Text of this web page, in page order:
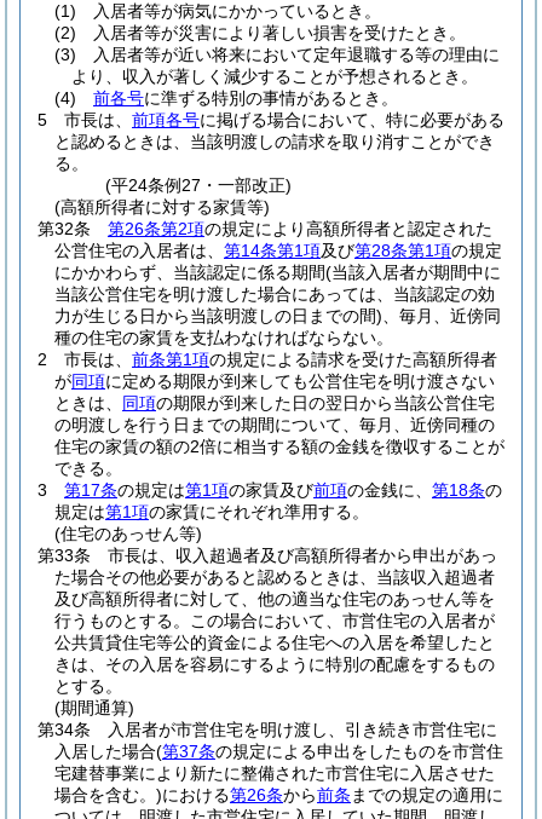
(1)
入居者等が病気にかかっているとき。
(2)
入居者等が災害により著しい損害を受けたとき。
(3)
入居者等が近い将来において定年退職する等の理由に
より、収入が著しく減少することが予想されるとき。
(4)
前各号に準ずる特別の事情があるとき。
5
市長は、 前項各号に掲げる場合において、特に必要がある
と認めるときは、当該明渡しの請求を取り消すことができ
る。
(平24条例27・一部改正)
(高額所得者に対する家賃等)
第32条
第26条第2項の規定により高額所得者と認定された
公営住宅の入居者は、 第14条第1項及び第28条第1項の規定
にかかわらず、当該認定に係る期間(当該入居者が期間中に
当該公営住宅を明け渡した場合にあっては、当該認定の効
力が生じる日から当該明渡しの日までの間) 、毎月、近傍同
種の住宅の家賃を支払わなければならない。
2
市長は、 前条第1項の規定による請求を受けた高額所得者
が同項に定める期限が到来しても公営住宅を明け渡さない
ときは、 同項の期限が到来した日の翌日から当該公営住宅
の明渡しを行う日までの期間について、毎月、近傍同種の
住宅の家賃の額の2倍に相当する額の金銭を徴収することが
できる。
3
第17条の規定は第1項の家賃及び前項の金銭に、 第18条の
規定は第1項の家賃にそれぞれ準用する。
(住宅のあっせん等)
第33条
市長は、収入超過者及び高額所得者から申出があっ
た場合その他必要があると認めるときは、当該収入超過者
及び高額所得者に対して、他の適当な住宅のあっせん等を
行うものとする。
この場合において、市営住宅の入居者が
公共賃貸住宅等公的資金による住宅への入居を希望したと
きは、その入居を容易にするように特別の配慮をするもの
とする。
(期間通算)
第34条
入居者が市営住宅を明け渡し、引き続き市営住宅に
入居した場合(第37条の規定による申出をしたものを市営住
宅建替事業により新たに整備された市営住宅に入居させた
場合を含む。)における第26条から前条 までの規定の適用に